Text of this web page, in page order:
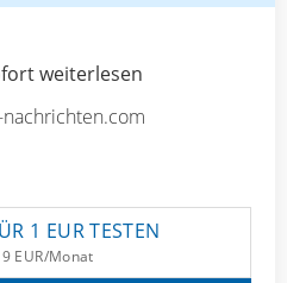
weiterlesen
1 EUR TESTEN
EUR/Monat